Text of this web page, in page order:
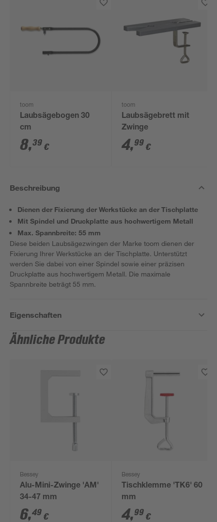
toom
Laubsägebogen 30
cm
8,39 €
toom
Laubsägebrett mit
Zwinge
4,99 €
Beschreibung
Dienen der Fixierung der Werkstücke an der Tischplatte
Mit Spindel und Druckplatte aus hochwertigem Metall
Max. Spannbreite: 55 mm
Diese beiden Laubsägezwingen der Marke toom dienen der
Fixierung Ihrer Werkstücke an der Tischplatte. Unterstützt
werden Sie dabei von einer Spindel sowie einer präzisen
Druckplatte aus hochwertigem Metall. Die maximale
Spannbreite beträgt 55 mm.
Eigenschaften
Ähnliche Produkte
Bessey
Alu-Mini-Zwinge 'AM'
34-47 mm
6,49 €
Bessey
Tischklemme 'TK6' 60
mm
4,99 €